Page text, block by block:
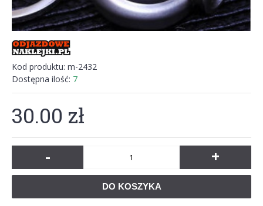
Kod produktu: m-2432
Dostępna ilość: 7
30.00 zł
- +
DO KOSZYKA